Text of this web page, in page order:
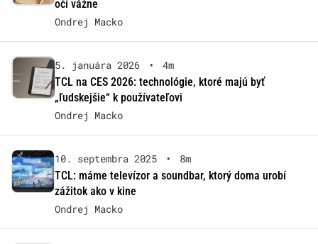
očí vážne
Ondrej Macko
5. januára 2026 •
4m
TCL na CES 2026: technológie, ktoré majú byť
„ľudskejšie“ k používateľovi
Ondrej Macko
10. septembra 2025 •
8m
TCL: máme televízor a soundbar, ktorý doma urobí
zážitok ako v kine
Ondrej Macko